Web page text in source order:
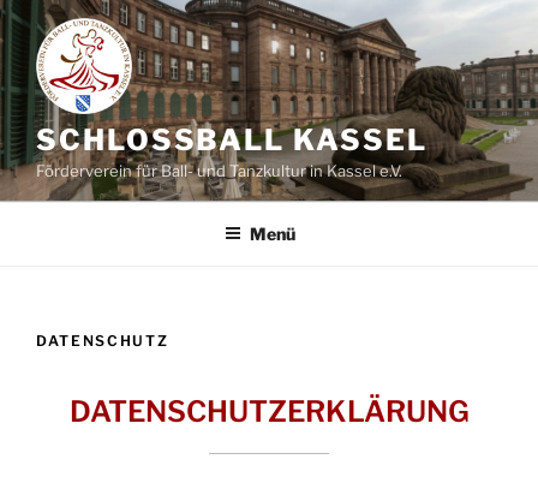
Zum
Inhalt
springen
SCHLOSSBALL KASSEL
Förderverein für Ball- und Tanzkultur in Kassel e.V.
Menü
DATENSCHUTZ
DATENSCHUTZERKLÄRUNG